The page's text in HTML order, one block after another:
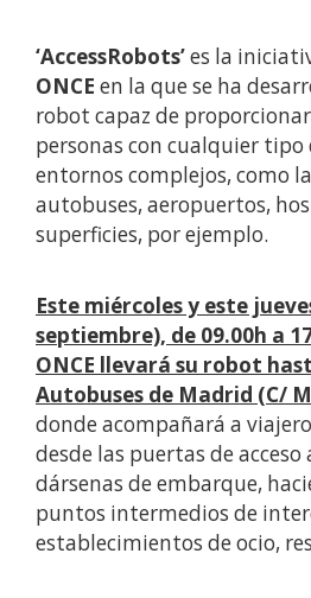
‘AccessRobots’es la
ONCE en la quese ha
robot capaz de
personas con cualquier tipo
entornos complejos, como
autobuses, aeropuertos,
superficies, por ejemplo.
Este miércoles y este
septiembre), de 09.00h a
ONCE llevará su robot
Autobuses de Madrid (C/
donde acompañará a
desde las puertas de
dársenas de embarque,
puntos intermedios de
establecimientos de ocio,